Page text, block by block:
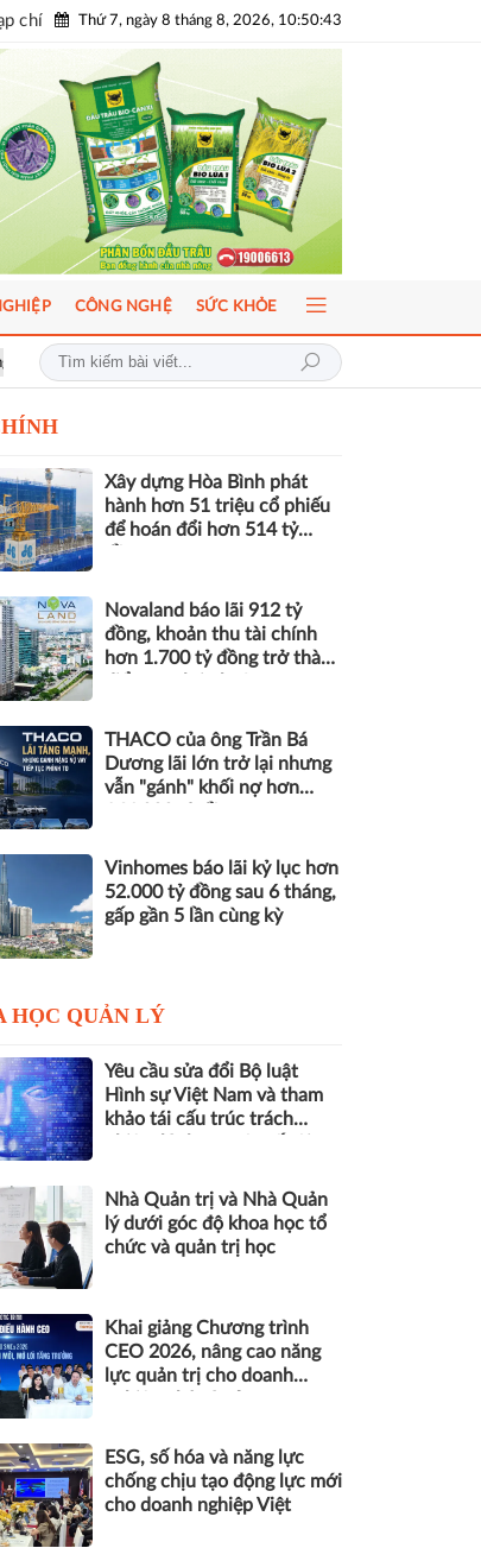
chí Thứ 7, ngày 8 tháng 8, 2026, 10:50:45
ICFM 2026: Đột phá mới trong phát triển Y học bào thai và Di truyền
CÔNG NGHỆ SỨC KHỎE
Xây dựng Hòa Bình phát
hành hơn 51 triệu cổ phiếu
để hoán đổi hơn 514 tỷ
Novaland báo lãi 912 tỷ
đồng, khoản thu tài chính
hơn 1.700 tỷ đồng trở thành
THACO của ông Trần Bá
Dương lãi lớn trở lại nhưng
vẫn "gánh" khối nợ hơn
Vinhomes báo lãi kỷ lục hơn
52.000 tỷ đồng sau 6 tháng,
gấp gần 5 lần cùng kỳ
HỌC QUẢN LÝ
Yêu cầu sửa đổi Bộ luật
Hình sự Việt Nam và tham
khảo tái cấu trúc trách
nhân tạo
Nhà Quản trị và Nhà Quản
lý dưới góc độ khoa học tổ
chức và quản trị học
Khai giảng Chương trình
CEO 2026, nâng cao năng
lực quản trị cho doanh
ESG, số hóa và năng lực
chống chịu tạo động lực mới
cho doanh nghiệp Việt